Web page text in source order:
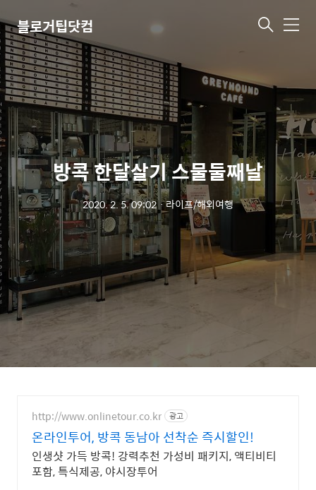
블로거팁닷컴 메
방콕 한달살기 스물둘째날
2020. 2. 5. 09:02ㆍ라이프/해외여행
http://www.onlinetour.co.kr 광고
온라인투어, 방콕 동남아 선착순 즉시할인!
인생샷 가득 방콕! 강력추천 가성비 패키지, 액티비티
포함, 특식제공, 야시장투어